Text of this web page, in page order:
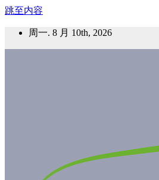
跳至内容
周一. 8 月 10th, 2026